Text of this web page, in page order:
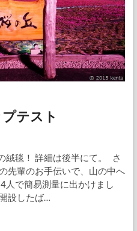
テスト
絨毯！ 詳細は後半にて。 さ
先輩のお手伝いで、山の中へ
人で簡易測量に出かけまし
設したば…